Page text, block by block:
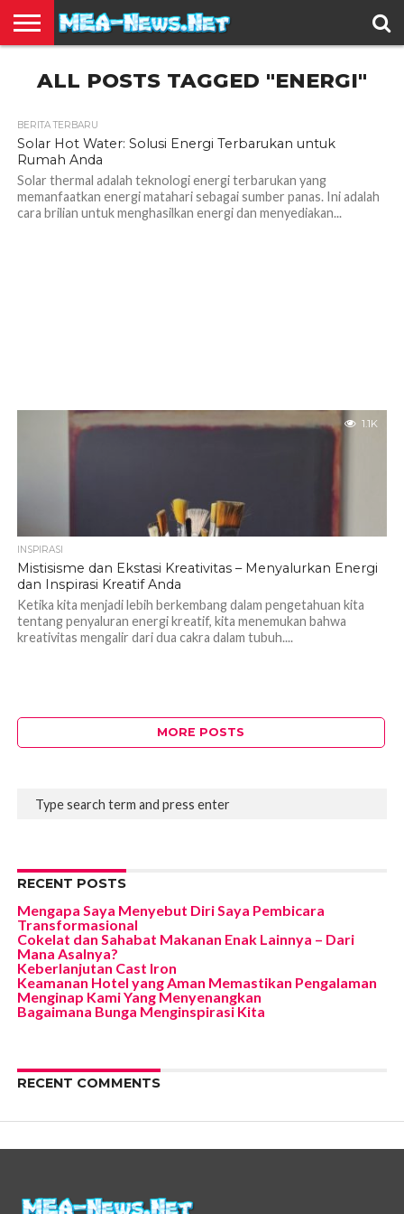
TERBARU
EDUKASI
HIBURAN
INSPIRASI
KESEHATAN
KULINER
OLAH
RAGA
OTOMOTIF
TRAVEL
JUAL
BELI
ALL POSTS TAGGED "ENERGI"
BERITA TERBARU
Solar Hot Water: Solusi Energi Terbarukan untuk
Rumah Anda
Solar thermal adalah teknologi energi terbarukan yang
memanfaatkan energi matahari sebagai sumber panas. Ini adalah
cara brilian untuk menghasilkan energi dan menyediakan...
1.1K
INSPIRASI
Mistisisme dan Ekstasi Kreativitas – Menyalurkan Energi
dan Inspirasi Kreatif Anda
Ketika kita menjadi lebih berkembang dalam pengetahuan kita
tentang penyaluran energi kreatif, kita menemukan bahwa
kreativitas mengalir dari dua cakra dalam tubuh....
MORE POSTS
RECENT POSTS
Mengapa Saya Menyebut Diri Saya Pembicara
Transformasional
Cokelat dan Sahabat Makanan Enak Lainnya – Dari
Mana Asalnya?
Keberlanjutan Cast Iron
Keamanan Hotel yang Aman Memastikan Pengalaman
Menginap Kami Yang Menyenangkan
Bagaimana Bunga Menginspirasi Kita
RECENT COMMENTS